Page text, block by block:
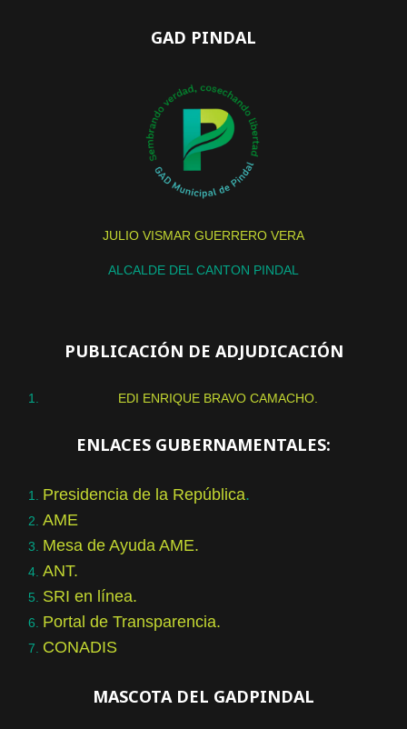
GAD PINDAL
JULIO VISMAR GUERRERO VERA
ALCALDE DEL CANTON PINDAL
PUBLICACIÓN DE ADJUDICACIÓN
EDI ENRIQUE BRAVO CAMACHO.
ENLACES GUBERNAMENTALES:
Presidencia de la República.
AME
Mesa de Ayuda AME.
ANT.
SRI en línea.
Portal de Transparencia.
CONADIS
MASCOTA DEL GADPINDAL